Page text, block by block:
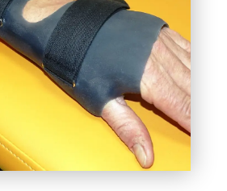
von Fingern, Hand oder dem
ein Greifen nicht mehr oder
noch begrenzt möglich. Durch die
einer Orthese und das halten in
können Sie wieder Ihren
wichtigen Aufgaben nachgehen.